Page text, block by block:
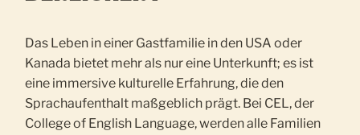
Das Leben in einer Gastfamilie in den USA oder
Kanada bietet mehr als nur eine Unterkunft; es ist
eine immersive kulturelle Erfahrung, die den
Sprachaufenthalt maßgeblich prägt. Bei CEL, der
College of English Language, werden alle Familien